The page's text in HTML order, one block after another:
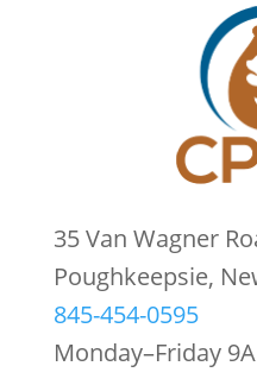
35 Van Wagner
Poughkeepsie,
845-454-0595
Monday–Friday